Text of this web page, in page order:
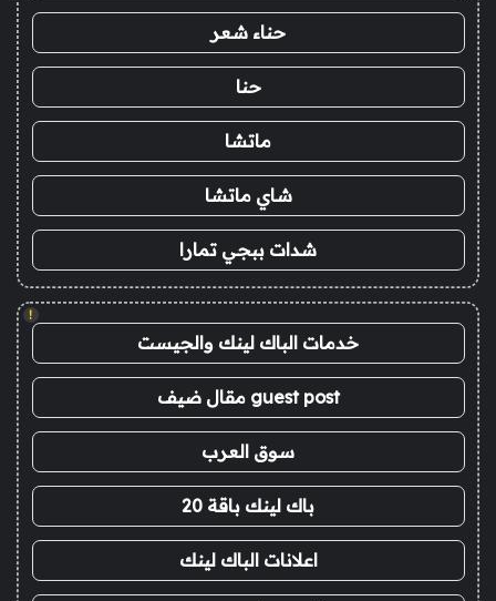
حناء شعر
حنا
ماتشا
شاي ماتشا
شدات ببجي تمارا
!
خدمات الباك لينك والجيست
guest post مقال ضيف
سوق العرب
باك لينك باقة 20
اعلانات الباك لينك